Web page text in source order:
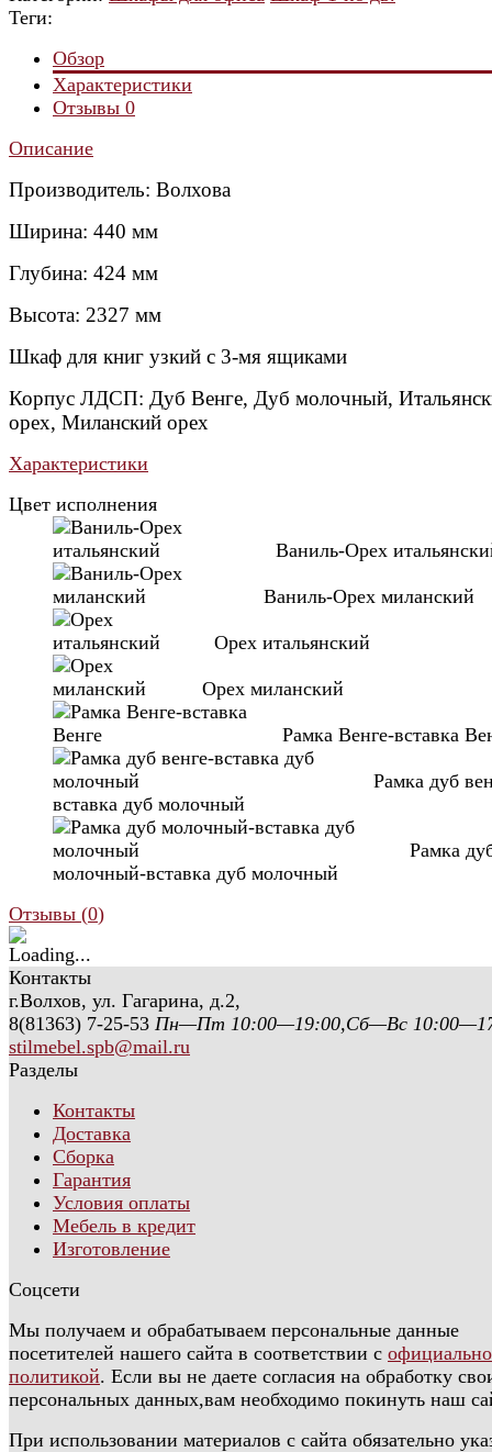
Теги:
Обзор
Характеристики
Отзывы 0
Описание
Производитель: Волхова
Ширина: 440 мм
Глубина: 424 мм
Высота: 2327 мм
Шкаф для книг узкий с 3-мя ящиками
Корпус ЛДСП: Дуб Венге, Дуб молочный,
орех, Миланский орех
Характеристики
Цвет исполнения
Ваниль-Орех
Ваниль-Орех миланский
Орех итальянский
Орех миланский
Рамка Венге-вставка
Рамка дуб
вставка дуб молочный
Рамка
молочный-вставка дуб молочный
Отзывы (0)
Контакты
г.Волхов, ул. Гагарина, д.2,
8(81363) 7-25-53 Пн—Пт 10:00—19:00,Сб—Вс
stilmebel.spb@mail.ru
Разделы
Контакты
Доставка
Сборка
Гарантия
Условия оплаты
Мебель в кредит
Изготовление
Соцсети
Мы получаем и обрабатываем персональные данные
посетителей нашего сайта в соответствии с
политикой. Если вы не даете согласия на обработку
персональных данных,вам необходимо покинуть наш
При использовании материалов с сайта обязательно